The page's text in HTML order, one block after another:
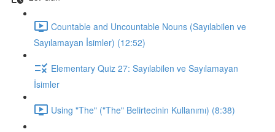
Countable and Uncountable Nouns (Sayılabilen ve
Sayılamayan İsimler) (12:52)
Elementary Quiz 27: Sayılabilen ve Sayılamayan
İsimler
Using "The" ("The" Belirtecinin Kullanımı) (8:38)